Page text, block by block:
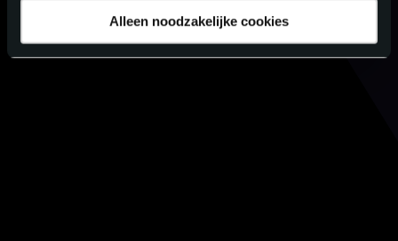
Alleen noodzakelijke cookies